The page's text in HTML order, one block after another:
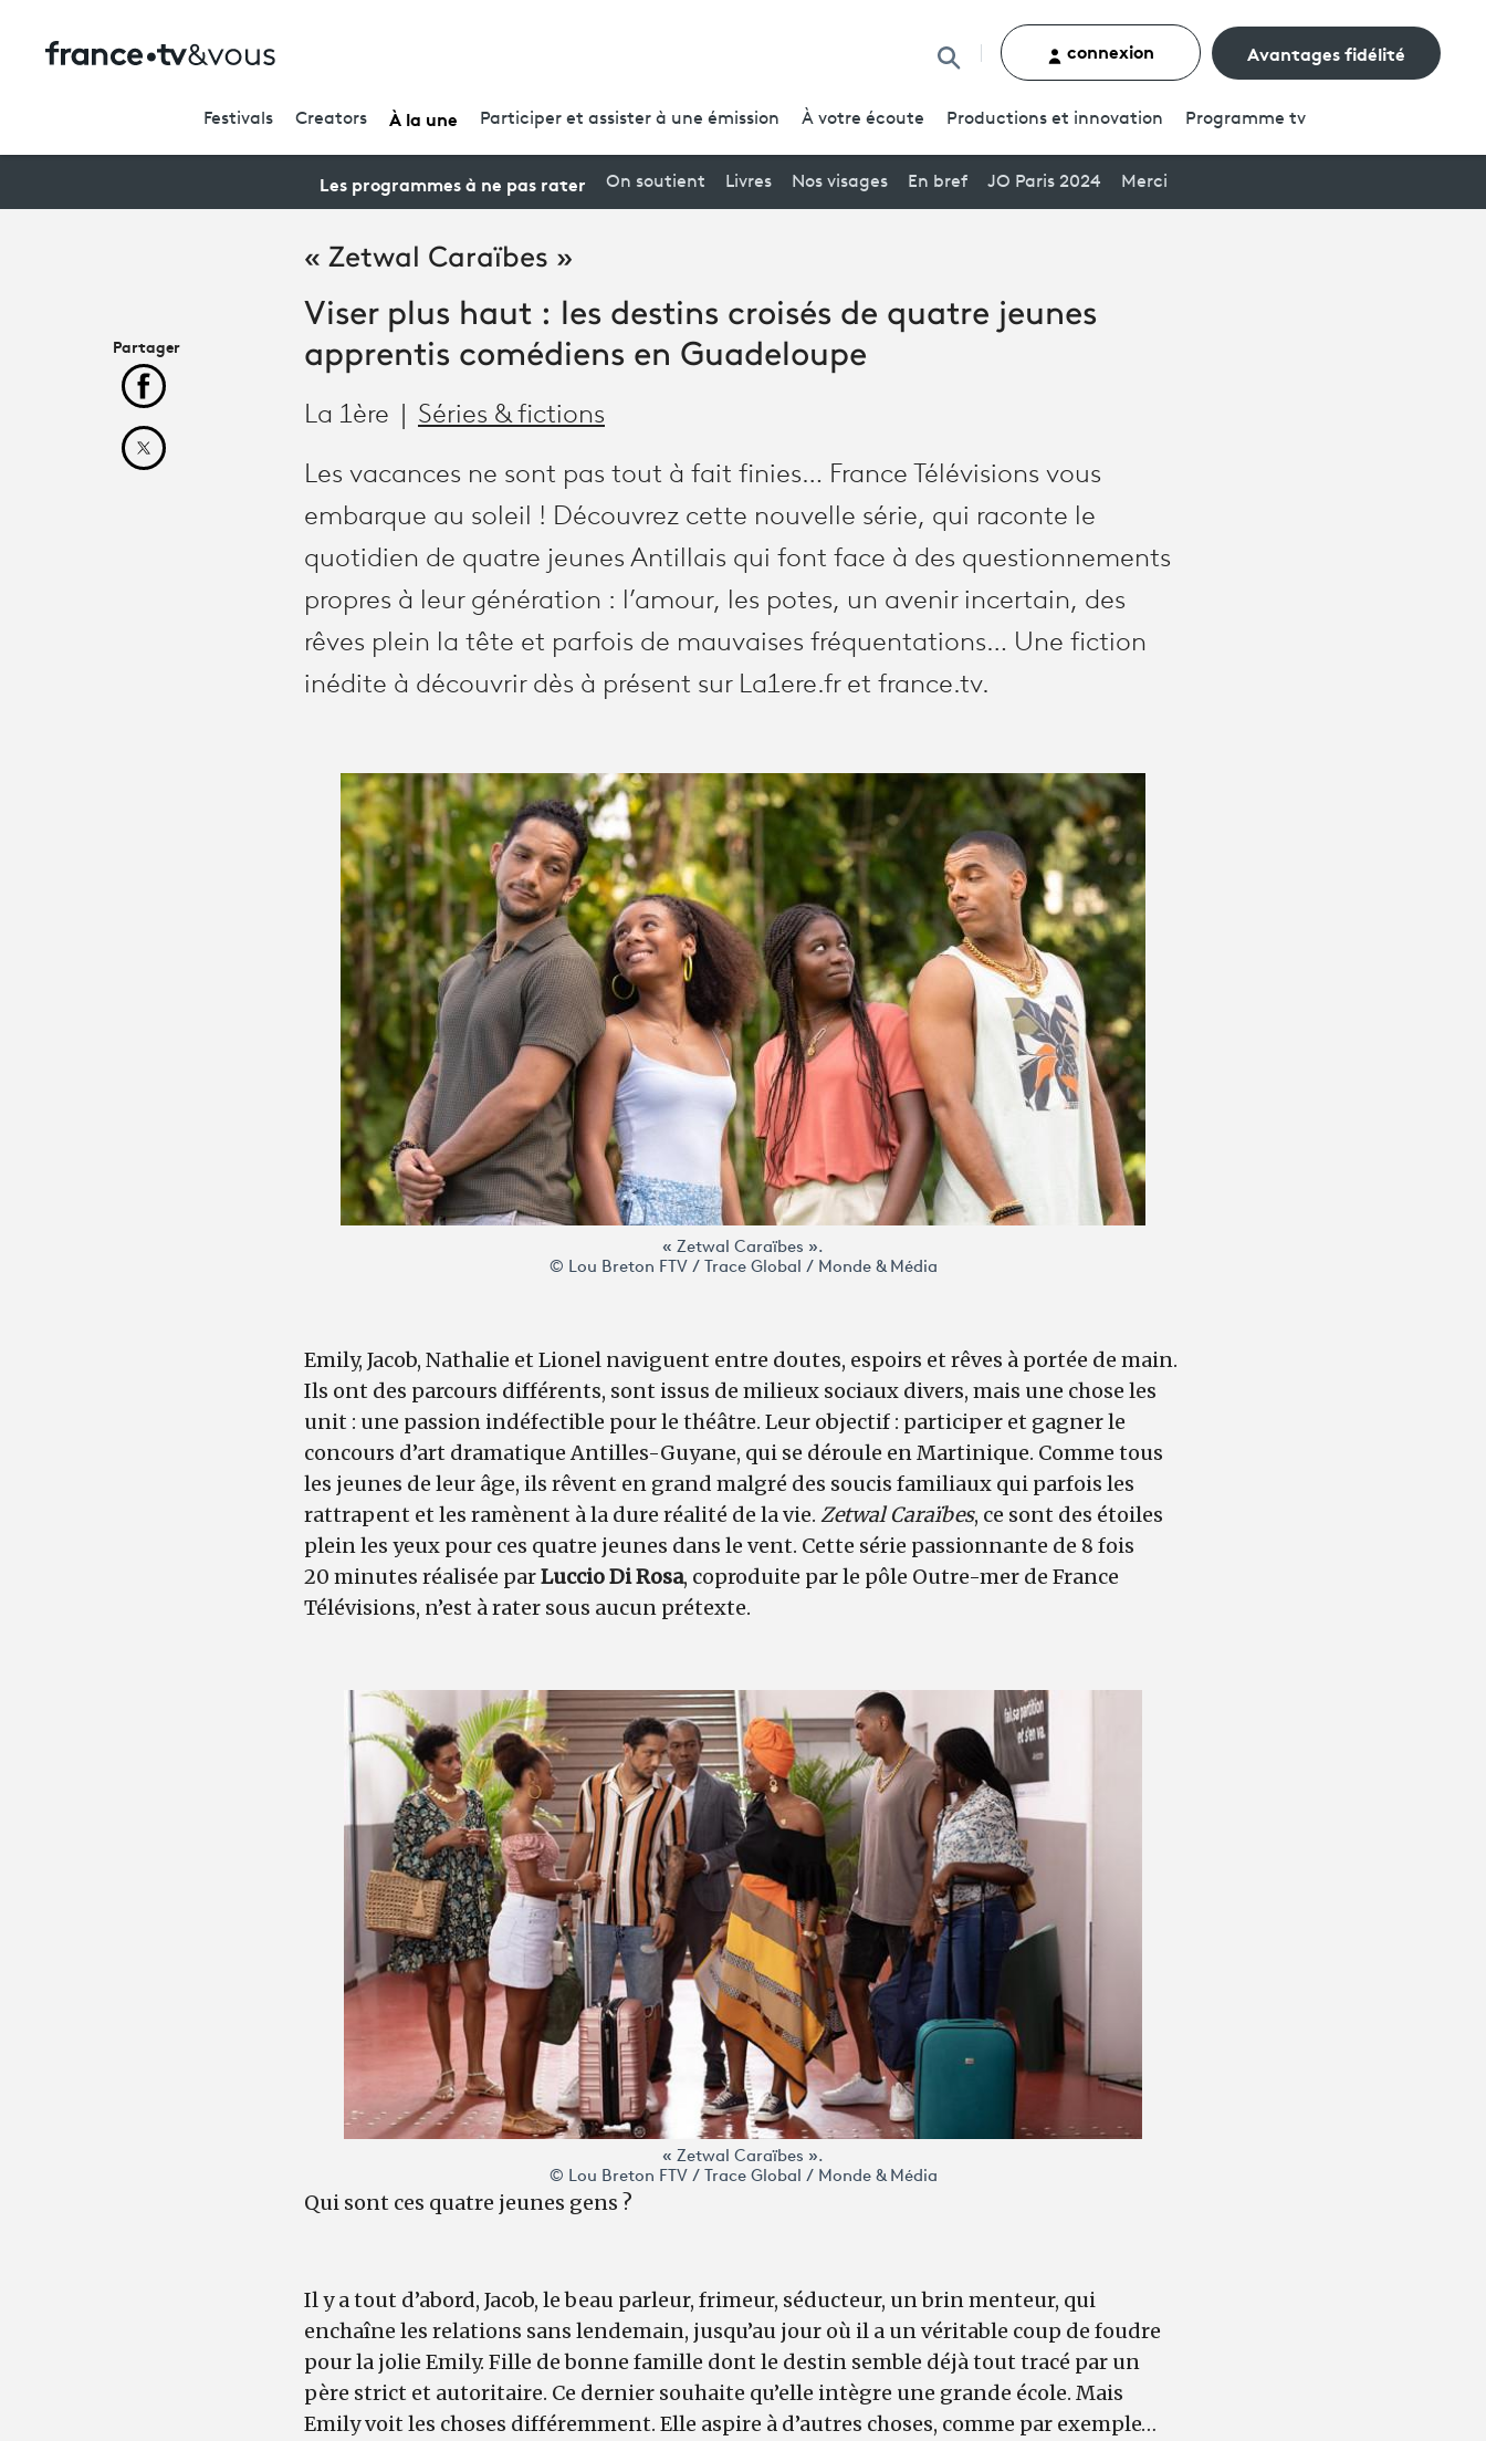
Rechercher un contenu
connexion Avantages fidélité
Festivals Creators À la une Participer et assister à une émission À votre écoute Productions et innovation Programme tv
Les programmes à ne pas rater On soutient Livres Nos visages En bref JO Paris 2024 Merci
« Zetwal Caraïbes »
Viser plus haut : les destins croisés de quatre jeunes
apprentis comédiens en Guadeloupe
La 1ère Séries & fictions
Les vacances ne sont pas tout à fait finies… France Télévisions vous
embarque au soleil ! Découvrez cette nouvelle série, qui raconte le
quotidien de quatre jeunes Antillais qui font face à des questionnements
propres à leur génération : l’amour, les potes, un avenir incertain, des
rêves plein la tête et parfois de mauvaises fréquentations… Une fiction
inédite à découvrir dès à présent sur La1ere.fr et france.tv.
« Zetwal Caraïbes ».
© Lou Breton FTV / Trace Global / Monde & Média
Emily, Jacob, Nathalie et Lionel naviguent entre doutes, espoirs et rêves à portée de main.
Ils ont des parcours différents, sont issus de milieux sociaux divers, mais une chose les
unit : une passion indéfectible pour le théâtre. Leur objectif : participer et gagner le
concours d’art dramatique Antilles-Guyane, qui se déroule en Martinique. Comme tous
les jeunes de leur âge, ils rêvent en grand malgré des soucis familiaux qui parfois les
rattrapent et les ramènent à la dure réalité de la vie. Zetwal Caraïbes, ce sont des étoiles
plein les yeux pour ces quatre jeunes dans le vent. Cette série passionnante de 8 fois
20 minutes réalisée parLuccio Di Rosa, coproduite par le pôle Outre-mer de France
Télévisions, n’est à rater sous aucun prétexte.
« Zetwal Caraïbes ».
© Lou Breton FTV / Trace Global / Monde & Média
Qui sont ces quatre jeunes gens ?
Il y a tout d’abord, Jacob, le beau parleur, frimeur, séducteur, un brin menteur, qui
enchaîne les relations sans lendemain, jusqu’au jour où il a un véritable coup de foudre
pour la jolie Emily. Fille de bonne famille dont le destin semble déjà tout tracé par un
père strict et autoritaire. Ce dernier souhaite qu’elle intègre une grande école. Mais
Emily voit les choses différemment. Elle aspire à d’autres choses, comme par exemple…
Partager
Partager cet article sur Facebook
Partager cet article sur X